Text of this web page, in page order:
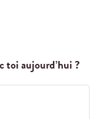
toi aujourd’hui ?